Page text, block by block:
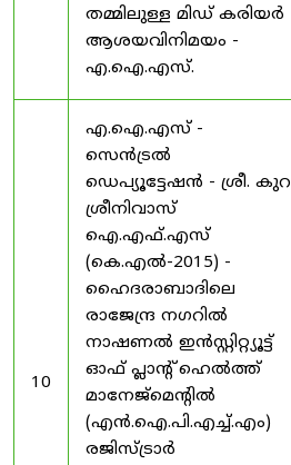
തമ്മിലുള്ള മിഡ് കരിയർ
ആശയവിനിമയം -
എ.ഐ.എസ്.
10
എ.ഐ.എസ് -
സെൻട്രൽ
ഡെപ്യൂട്ടേഷൻ - ശ്രീ. കുറ
ശ്രീനിവാസ്
ഐ.എഫ്.എസ്
(കെ.എൽ-2015) -
ഹൈദരാബാദിലെ
രാജേന്ദ്ര നഗറിൽ
നാഷണൽ ഇൻസ്റ്റിറ്റ്യൂട്ട്
ഓഫ് പ്ലാന്റ് ഹെൽത്ത്
മാനേജ്‌മെന്റിൽ
(എൻ.ഐ.പി.എച്ച്.എം)
രജിസ്ട്രാർ